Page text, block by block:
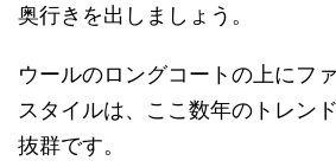
奥行きを出しましょう。
ウールのロングコートの上にフ
スタイルは、ここ数年のトレン
抜群です。